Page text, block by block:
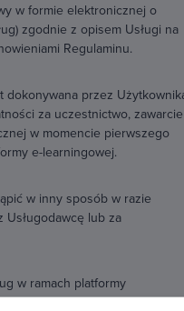
w formie elektronicznej o
zgodnie z opisem Usługi na
Regulaminu.
dokonywana przez
za uczestnictwo, zawarcie
w momencie pierwszego
e-learningowej.
w inny sposób w razie
lub za
w ramach platformy
płatności (zawarciu